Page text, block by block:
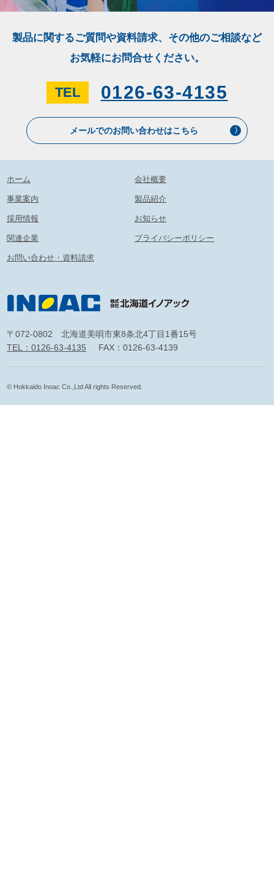
製品に関するご質問や資料請求、その他のご相談など
お気軽にお問合せください。
TEL 0126-63-4135
メールでのお問い合わせはこちら
ホーム 会社概要
事業案内 製品紹介
採用情報 お知らせ
関連企業 プライバシーポリシー
お問い合わせ・資料請求
〒072-0802 北海道美唄市東8条北4丁目1番15号
TEL：0126-63-4135
FAX：0126-63-4139
© Hokkaido Inoac Co.,Ltd All rights Reserved.